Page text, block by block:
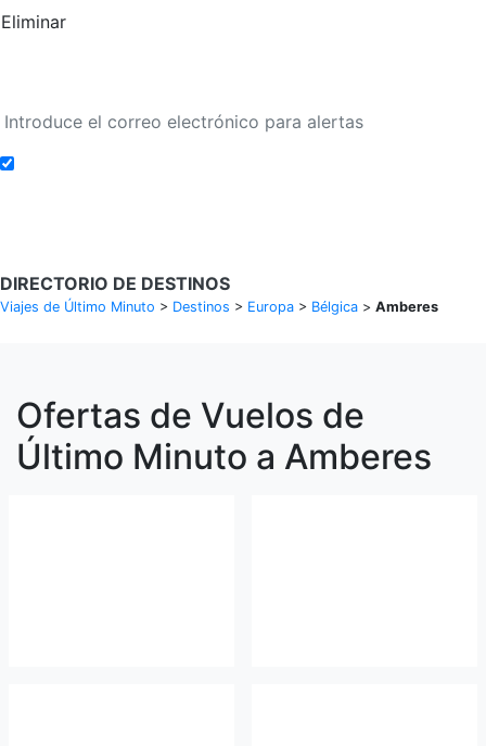
Eliminar
DIRECTORIO DE DESTINOS
Viajes de Último Minuto > Destinos > Europa > Bélgica > Amberes
Ofertas de Vuelos de
Último Minuto a Amberes